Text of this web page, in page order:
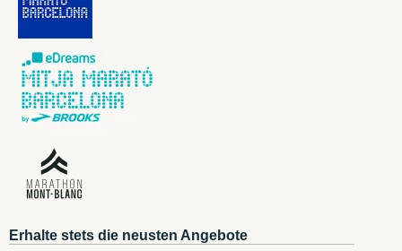
Erhalte stets die neusten Angebote